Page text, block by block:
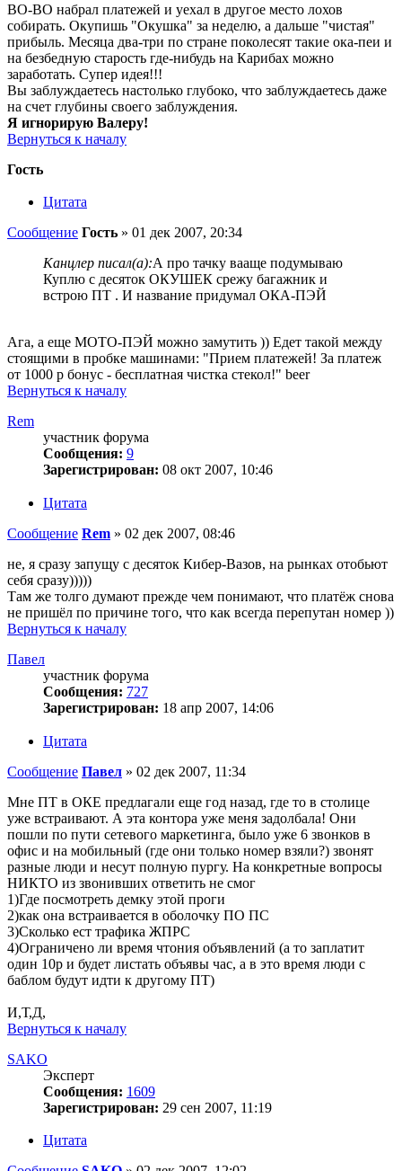
ВО-ВО набрал платежей и уехал в другое место лохов
собирать. Окупишь "Окушка" за неделю, а дальше "чистая"
прибыль. Месяца два-три по стране поколесят такие ока-пеи и
на безбедную старость где-нибудь на Карибах можно
заработать. Супер идея!!!
Вы заблуждаетесь настолько глубоко, что заблуждаетесь даже
на счет глубины своего заблуждения.
Я игнорирую Валеру!
Вернуться к началу
Гость
Цитата
Сообщение Гость » 01 дек 2007, 20:34
Канцлер писал(а):А про тачку вааще подумываю
Куплю с десяток ОКУШЕК срежу багажник и
встрою ПТ . И название придумал ОКА-ПЭЙ
Ага, а еще МОТО-ПЭЙ можно замутить )) Едет такой между
стоящими в пробке машинами: "Прием платежей! За платеж
от 1000 р бонус - бесплатная чистка стекол!" beer
Вернуться к началу
Rem
участник форума
Сообщения: 9
Зарегистрирован: 08 окт 2007, 10:46
Цитата
Сообщение Rem » 02 дек 2007, 08:46
не, я сразу запущу с десяток Кибер-Вазов, на рынках отобьют
себя сразу)))))
Там же толго думают прежде чем понимают, что платёж снова
не пришёл по причине того, что как всегда перепутан номер ))
Вернуться к началу
Павел
участник форума
Сообщения: 727
Зарегистрирован: 18 апр 2007, 14:06
Цитата
Сообщение Павел » 02 дек 2007, 11:34
Мне ПТ в ОКЕ предлагали еще год назад, где то в столице
уже встраивают. А эта контора уже меня задолбала! Они
пошли по пути сетевого маркетинга, было уже 6 звонков в
офис и на мобильный (где они только номер взяли?) звонят
разные люди и несут полную пургу. На конкретные вопросы
НИКТО из звонивших ответить не смог
1)Где посмотреть демку этой проги
2)как она встраивается в оболочку ПО ПС
3)Сколько ест трафика ЖПРС
4)Ограничено ли время чтония объявлений (а то заплатит
один 10р и будет листать объявы час, а в это время люди с
баблом будут идти к другому ПТ)
И,Т,Д,
Вернуться к началу
SAKO
Эксперт
Сообщения: 1609
Зарегистрирован: 29 сен 2007, 11:19
Цитата